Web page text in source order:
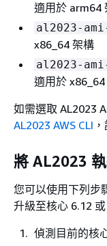
適用於 arm64
al2023-
x86_64 架構
al2023-
適用於
如需選取 AL2023
AL2023 AWS CLI
將 AL2023
您可以使用下列步
升級至核心 6.12 或
偵測目前的核